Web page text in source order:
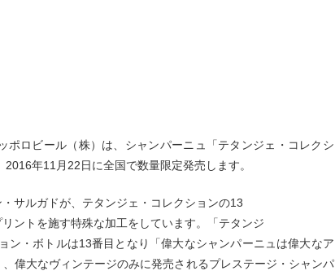
ロビール（株）は、シャンパーニュ「テタンジェ・コレクシ
年11月22日に全国で数量限定発売します。
サルガドが、テタンジェ・コレクションの13
ントを施す特殊な加工をしています。「テタンジ
・ボトルは13番目となり「偉大なシャンパーニュは偉大な
偉大なヴィンテージのみに発売されるプレステージ・シャン